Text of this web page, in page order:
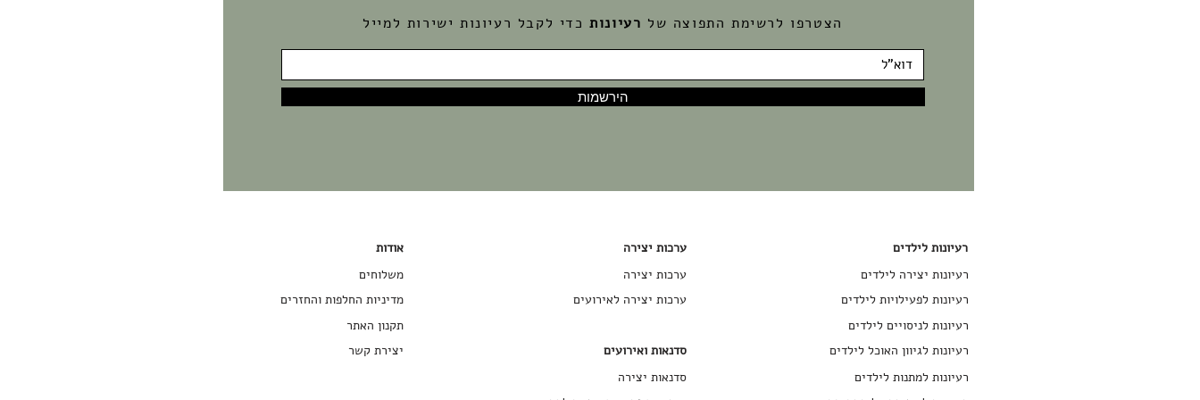
הצטרפו לרשימת התפוצה של רעיונות כדי לקבל רעיונות ישירות למייל
הירשמות
רעיונות לילדים
רעיונות יצירה לילדים
רעיונות לפעילויות לילדים
רעיונות לניסויים לילדים
רעיונות לגיוון האוכל לילדים
רעיונות למתנות לילדים
ערכות יצירה
ערכות יצירה
ערכות יצירה לאירועים
סדנאות ואירועים
סדנאות יצירה
אודות
משלוחים
מדיניות החלפות והחזרים
תקנון האתר
יצירת קשר